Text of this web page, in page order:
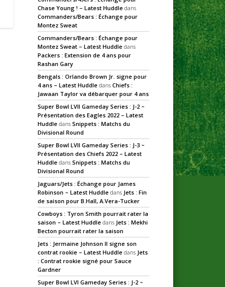
Chase Young ! – Latest Huddle dans
Commanders/Bears : Échange pour
Montez Sweat
Commanders/Bears : Échange pour
Montez Sweat – Latest Huddle dans
Packers : Extension de 4 ans pour
Rashan Gary
Bengals : Orlando Brown Jr. signe pour
4 ans – Latest Huddle dansChiefs :
Jawaan Taylor va débarquer pour 4 ans
Super Bowl LVII Gameday Series : J-2 ~
Présentation des Eagles 2022 – Latest
Huddle dansSnippets : Matchs du
Divisional Round
Super Bowl LVII Gameday Series : J-3 ~
Présentation des Chiefs 2022 – Latest
Huddle dansSnippets : Matchs du
Divisional Round
Jaguars/Jets : Échange pour James
Robinson – Latest Huddle dans Jets : Fin
de saison pour B.Hall, A.Vera-Tucker
Cowboys : Tyron Smith pourrait rater la
saison – Latest Huddle dans Jets : Mekhi
Becton pourrait rater la saison
Jets : Jermaine Johnson II signe son
contrat rookie – Latest Huddle dans Jets
: Contrat rookie signé pour Sauce
Gardner
Super Bowl LVI Gameday Series : J-2 ~